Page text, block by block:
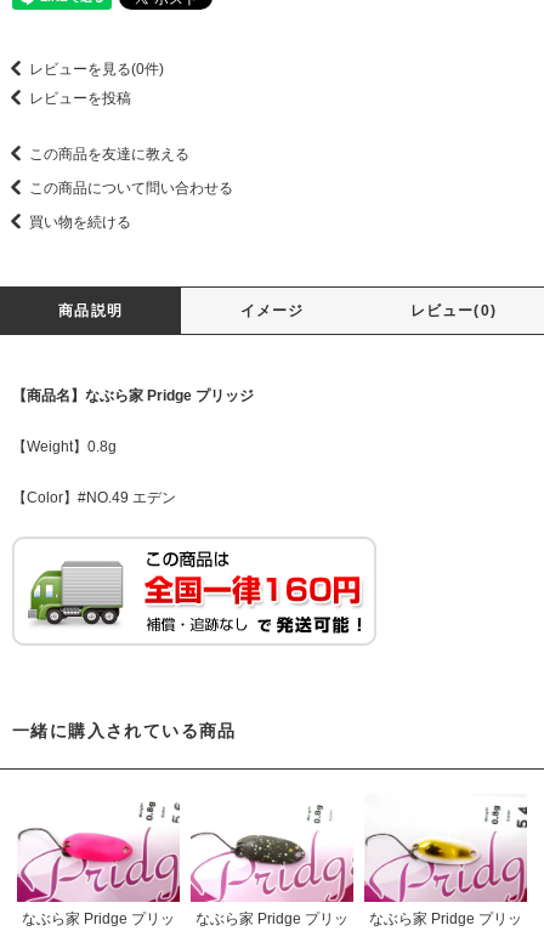
レビューを見る(0件)
レビューを投稿
この商品を友達に教える
この商品について問い合わせる
買い物を続ける
商品説明 イメージ レビュー(0)
【商品名】なぶら家 Pridge プリッジ
【Weight】0.8g
【Color】#NO.49 エデン
一緒に購入されている商品
なぶら家 Pridge プリッ
なぶら家 Pridge プリッ
なぶら家 Pridge プリッ